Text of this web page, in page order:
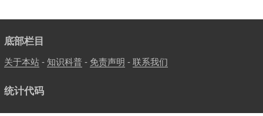
底部栏目
关于本站- 知识科普- 免责声明 - 联系我们
统计代码